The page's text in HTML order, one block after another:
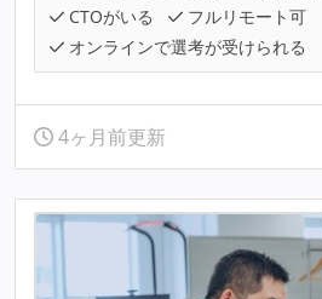
CTOがいる
フルリモート可
オンラインで選考が受けられる
4ヶ月前更新